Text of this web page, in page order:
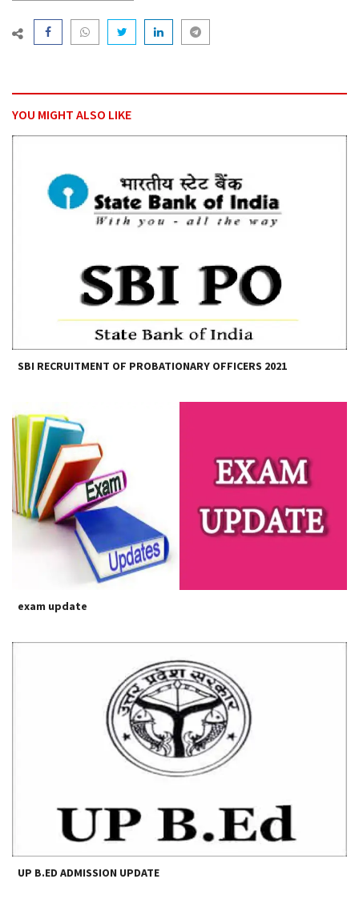
YOU MIGHT ALSO LIKE
SBI RECRUITMENT OF PROBATIONARY OFFICERS 2021
exam update
UP B.ED ADMISSION UPDATE